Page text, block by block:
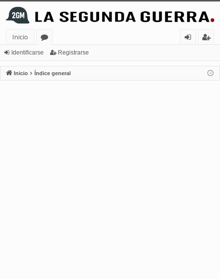
Inicio
or
os
nt
ifi
ist
ra
Identificarse Registrarse
Inicio Índice general